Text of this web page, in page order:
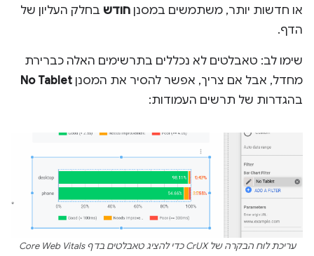
או חדשות יותר, משתמשים במסנן חודש בחלק העליון של
הדף.
שימו לב: טאבלטים לא נכללים בתרשימים האלה כברירת
מחדל, אבל אם צריך, אפשר להסיר את המסנן No Tablet
בהגדרות של תרשים העמודות:
עריכת לוח הבקרה של CrUX כדי להציג טאבלטים בדף Core Web Vitals